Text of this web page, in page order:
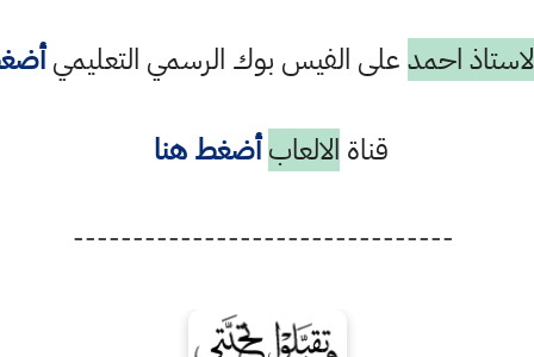
احمدعلى الفيس بوك الرسمي التعليمي
قناة الالعاب أضغط هنا
--------------------------------